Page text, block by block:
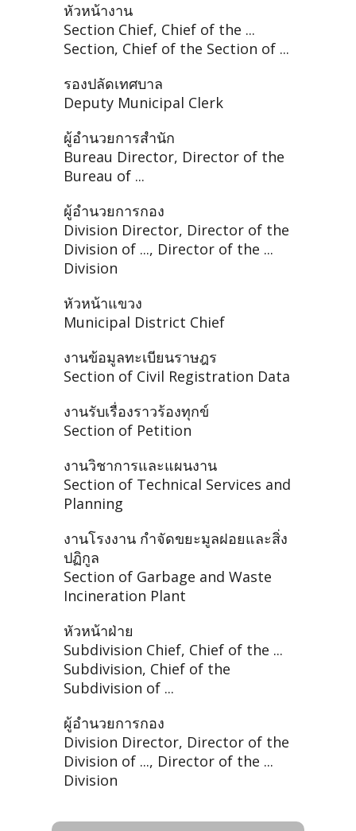
หัวหน้างาน
Section Chief, Chief of the ...
Section, Chief of the Section of ...
รองปลัดเทศบาล
Deputy Municipal Clerk
ผู้อำนวยการสำนัก
Bureau Director, Director of the
Bureau of ...
ผู้อำนวยการกอง
Division Director, Director of the
Division of ..., Director of the ...
Division
หัวหน้าแขวง
Municipal District Chief
งานข้อมูลทะเบียนราษฎร
Section of Civil Registration Data
งานรับเรื่องราวร้องทุกข์
Section of Petition
งานวิชาการและแผนงาน
Section of Technical Services and
Planning
งานโรงงาน กำจัดขยะมูลฝอยและสิ่ง
ปฏิกูล
Section of Garbage and Waste
Incineration Plant
หัวหน้าฝ่าย
Subdivision Chief, Chief of the ...
Subdivision, Chief of the
Subdivision of ...
ผู้อำนวยการกอง
Division Director, Director of the
Division of ..., Director of the ...
Division